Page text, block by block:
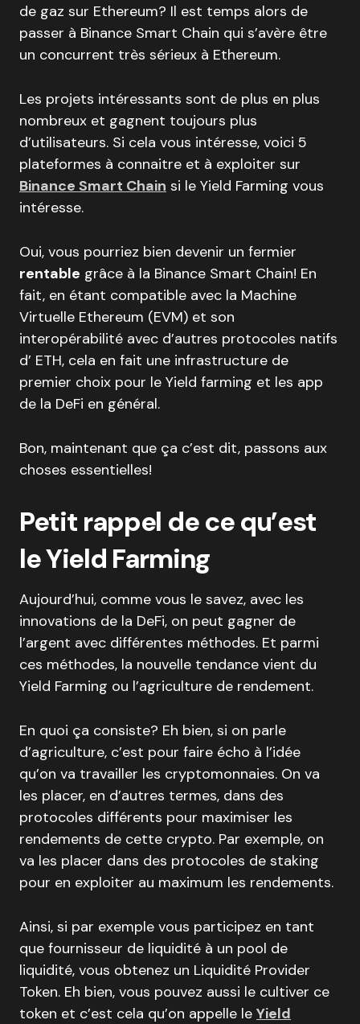
de gaz sur Ethereum? Il est temps alors de
passer à Binance Smart Chain qui s’avère être
un concurrent très sérieux à Ethereum.
Les projets intéressants sont de plus en plus
nombreux et gagnent toujours plus
d’utilisateurs. Si cela vous intéresse, voici 5
plateformes à connaitre et à exploiter sur
Binance Smart Chain si le Yield Farming vous
intéresse.
Oui, vous pourriez bien devenir un fermier
rentable grâce à la Binance Smart Chain! En
fait, en étant compatible avec la Machine
Virtuelle Ethereum (EVM) et son
interopérabilité avec d’autres protocoles natifs
d’ ETH, cela en fait une infrastructure de
premier choix pour le Yield farming et les app
de la DeFi en général.
Bon, maintenant que ça c’est dit, passons aux
choses essentielles!
Petit rappel de ce qu’est
le Yield Farming
Aujourd’hui, comme vous le savez, avec les
innovations de la DeFi, on peut gagner de
l’argent avec différentes méthodes. Et parmi
ces méthodes, la nouvelle tendance vient du
Yield Farming ou l’agriculture de rendement.
En quoi ça consiste? Eh bien, si on parle
d’agriculture, c’est pour faire écho à l’idée
qu’on va travailler les cryptomonnaies. On va
les placer, en d’autres termes, dans des
protocoles différents pour maximiser les
rendements de cette crypto. Par exemple, on
va les placer dans des protocoles de staking
pour en exploiter au maximum les rendements.
Ainsi, si par exemple vous participez en tant
que fournisseur de liquidité à un pool de
liquidité, vous obtenez un Liquidité Provider
Token. Eh bien, vous pouvez aussi le cultiver ce
token et c’est cela qu’on appelle le Yield